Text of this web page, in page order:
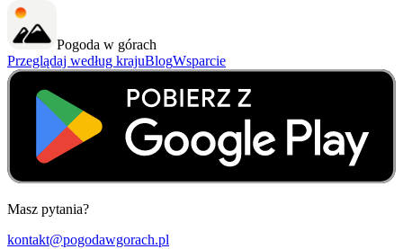
Pogoda w górach
Przeglądaj według krajuBlogWsparcie
Masz pytania?
kontakt@pogodawgorach.pl